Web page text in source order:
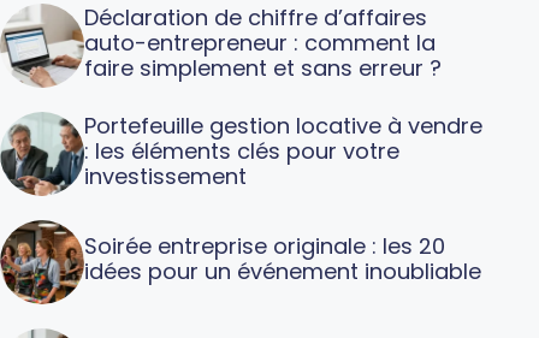
Déclaration de chiffre d’affaires
auto-entrepreneur : comment la
faire simplement et sans erreur ?
Portefeuille gestion locative à vendre
: les éléments clés pour votre
investissement
Soirée entreprise originale : les 20
idées pour un événement inoubliable